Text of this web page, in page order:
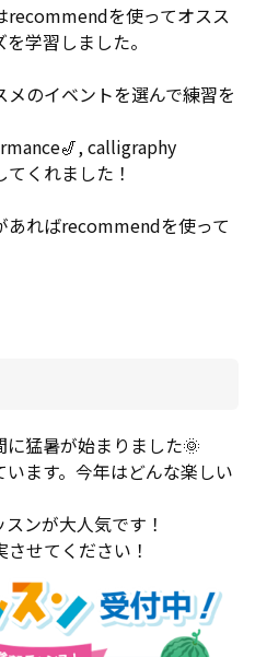
recommendを使ってオスス
学習しました。
のイベントを選んで練習を
calligraphy
くれました！
あればrecommendを使って
猛暑が始まりました🌞
ます。今年はどんな楽しい
ンが大人気です！
せてください！